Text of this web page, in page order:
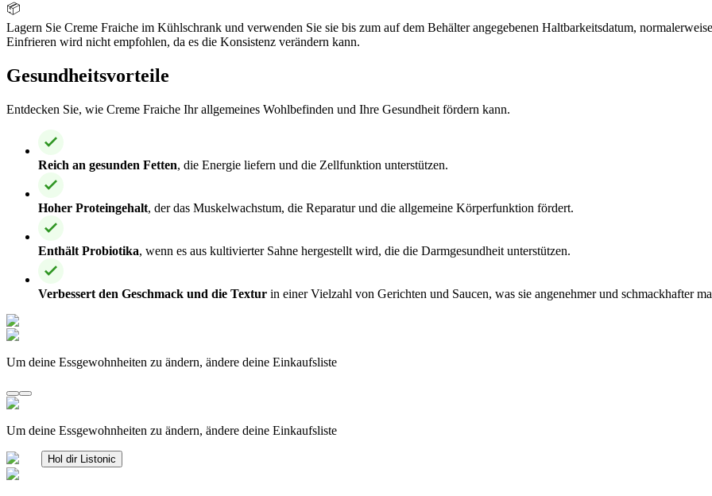
📦
Lagern Sie Creme Fraiche im Kühlschrank und verwenden Sie sie bis zum auf dem Behälter angegebenen Haltbarkeitsdatum,
Einfrieren wird nicht empfohlen, da es die Konsistenz verändern kann.
Gesundheitsvorteile
Entdecken Sie, wie Creme Fraiche Ihr allgemeines Wohlbefinden und Ihre Gesundheit fördern kann.
Reich an gesunden Fetten, die Energie liefern und die Zellfunktion unterstützen.
Hoher Proteingehalt, der das Muskelwachstum, die Reparatur und die allgemeine Körperfunktion fördert.
Enthält Probiotika, wenn es aus kultivierter Sahne hergestellt wird, die die Darmgesundheit unterstützen.
Verbessert den Geschmack und die Textur in einer Vielzahl von Gerichten und Saucen, was sie angenehmer und schmackhafter
Um deine Essgewohnheiten zu ändern, ändere deine Einkaufsliste
Um deine Essgewohnheiten zu ändern, ändere deine Einkaufsliste
Hol dir Listonic